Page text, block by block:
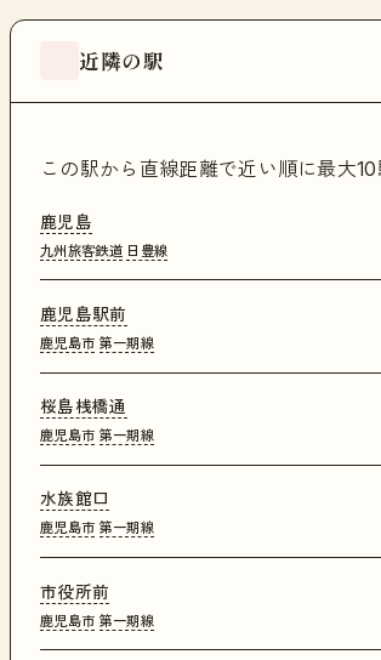
近隣の駅
この駅から直線距離で近い順に最大
鹿児島
九州旅客鉄道 日豊線
鹿児島駅前
鹿児島市 第一期線
桜島桟橋通
鹿児島市 第一期線
水族館口
鹿児島市 第一期線
市役所前
鹿児島市 第一期線